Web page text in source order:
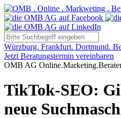
Würzburg. Frankfurt. Dortmund.
Jetzt Beratungstermin vereinbaren
OMB AG
TikTok-SEO:
neue